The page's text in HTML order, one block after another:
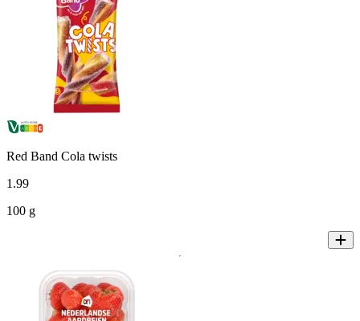
Red Band Cola twists
1 .99
100 g